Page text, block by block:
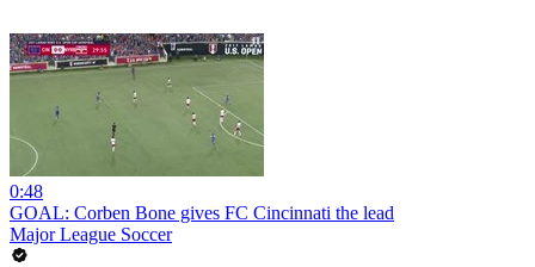
0:48
GOAL: Corben Bone gives FC Cincinnati the lead
Major League Soccer